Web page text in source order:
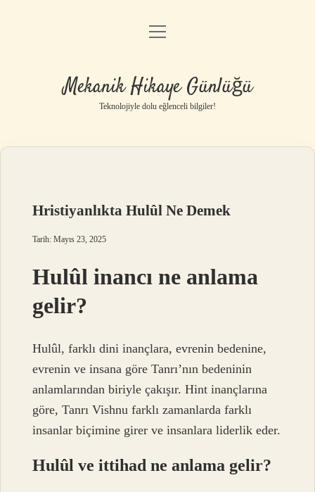
Anasayfa
Yasal Uyarı
menüyü
Mekanik Hikaye Günlüğü
Teknolojiyle dolu eğlenceli bilgiler!
Hristiyanlıkta Hulûl Ne Demek
Tarih: Mayıs 23, 2025
Hulûl inancı ne anlama
gelir?
Hulûl, farklı dini inançlara, evrenin bedenine,
evrenin ve insana göre Tanrı’nın bedeninin
anlamlarından biriyle çakışır. Hint inançlarına
göre, Tanrı Vishnu farklı zamanlarda farklı
insanlar biçimine girer ve insanlara liderlik eder.
Hulûl ve ittihad ne anlama gelir?